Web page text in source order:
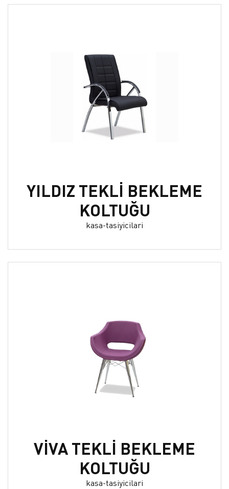
YILDIZ TEKLİ BEKLEME
KOLTUĞU
kasa-tasiyicilari
VİVA TEKLİ BEKLEME
KOLTUĞU
kasa-tasiyicilari